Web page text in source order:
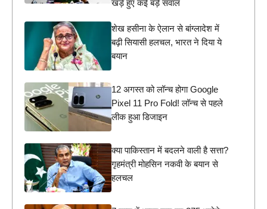
खड़े हुए कई बड़े सवाल
शेख हसीना के ऐलान से बांग्लादेश में
बढ़ी सियासी हलचल, भारत ने दिया ये
बयान
12 अगस्त को लॉन्च होगा Google
Pixel 11 Pro Fold! लॉन्च से पहले
लीक हुआ डिजाइन
क्या पाकिस्तान में बदलने वाली है सत्ता?
गृहमंत्री मोहसिन नकवी के बयान से
हलचल